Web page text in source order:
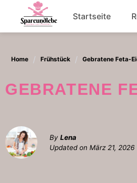
content
Startseite
Home Frühstück Gebratene Feta-
GEBRATENE
By Lena
Updated on März 21, 2026